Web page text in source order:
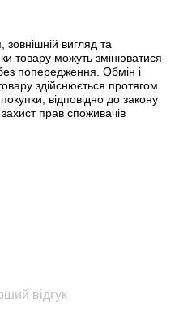
зовнішній вигляд та
товару можуть змінюватися
попередження. Обмін і
здійснюється протягом
відповідно до закону
прав споживачів
відгук